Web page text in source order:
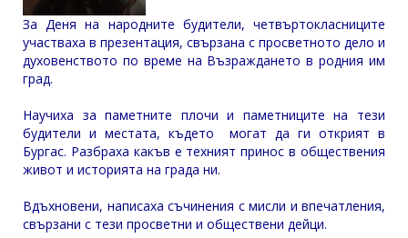
За Деня на народните будители, четвъртокласниците
участваха в презентация, свързана с просветното дело и
духовенството по време на Възраждането в родния им
град.
Научиха за паметните плочи и паметниците на тези
будители и местата, където могат да ги открият в
Бургас. Разбраха какъв е техният принос в обществения
живот и историята на града ни.
Вдъхновени, написаха съчинения с мисли и впечатления,
свързани с тези просветни и обществени дейци.